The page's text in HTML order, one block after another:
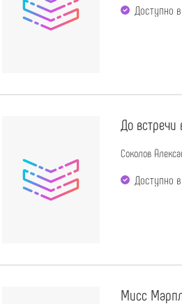
Доступно
До встречи
Соколов
Доступно
Мисс